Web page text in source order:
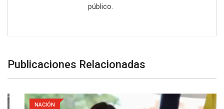
público.
Publicaciones Relacionadas
NACIÓN